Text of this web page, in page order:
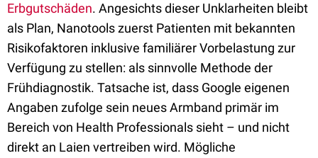
Erbgutschäden. Angesichts dieser Unklarheiten bleibt
als Plan, Nanotools zuerst Patienten mit bekannten
Risikofaktoren inklusive familiärer Vorbelastung zur
Verfügung zu stellen: als sinnvolle Methode der
Frühdiagnostik. Tatsache ist, dass Google eigenen
Angaben zufolge sein neues Armband primär im
Bereich von Health Professionals sieht – und nicht
direkt an Laien vertreiben wird. Mögliche